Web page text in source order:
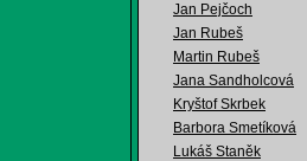
Jan Pejčoch
Jan Rubeš
Martin Rubeš
Jana Sandholcová
Kryštof Skrbek
Barbora Smetíková
Lukáš Staněk